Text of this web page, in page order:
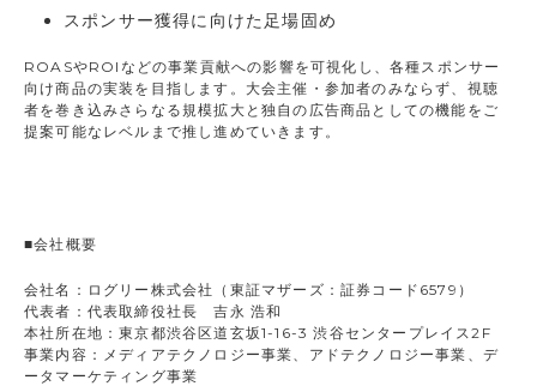
スポンサー獲得に向けた足場固め
ROASやROIなどの事業貢献への影響を可視化し、各種スポンサー
向け商品の実装を目指します。大会主催・参加者のみならず、視聴
者を巻き込みさらなる規模拡大と独自の広告商品としての機能をご
提案可能なレベルまで推し進めていきます。
■会社概要
会社名：ログリー株式会社（東証マザーズ：証券コード6579）
代表者：代表取締役社長 吉永 浩和
本社所在地：東京都渋谷区道玄坂1-16-3 渋谷センタープレイス2F
事業内容：メディアテクノロジー事業、アドテクノロジー事業、デ
ータマーケティング事業